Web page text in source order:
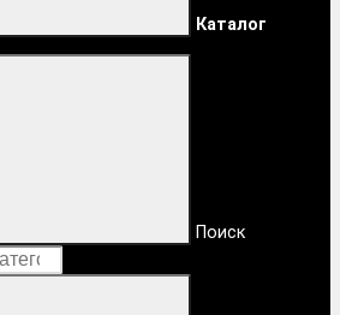
Каталог
Поиск